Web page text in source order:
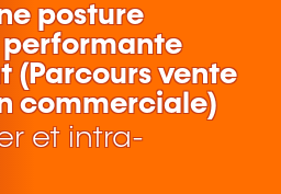
posture
(Parcours vente
commerciale)
et intra-